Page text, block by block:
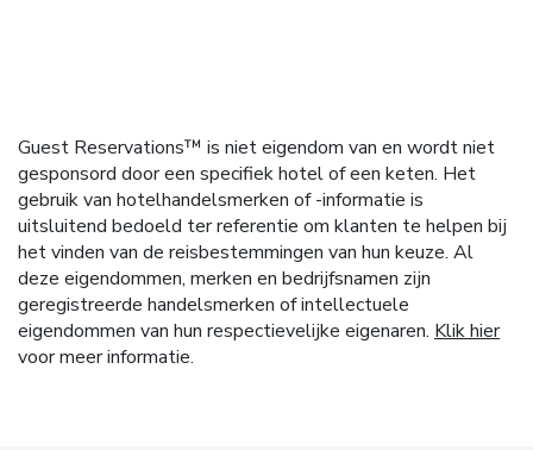
Guest Reservations™ is niet eigendom van en wordt niet
gesponsord door een specifiek hotel of een keten. Het
gebruik van hotelhandelsmerken of -informatie is
uitsluitend bedoeld ter referentie om klanten te helpen bij
het vinden van de reisbestemmingen van hun keuze. Al
deze eigendommen, merken en bedrijfsnamen zijn
geregistreerde handelsmerken of intellectuele
eigendommen van hun respectievelijke eigenaren. Klik hier
voor meer informatie.